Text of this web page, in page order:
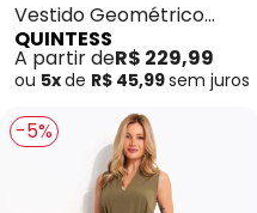
Vestido Geométrico
Preto em Crepe Plano
QUINTESS
A partir deR$ 229,99
ou 5xde R$ 45,99sem juros
-5%